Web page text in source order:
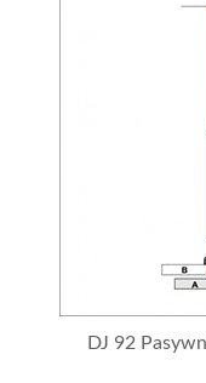
DJ 92